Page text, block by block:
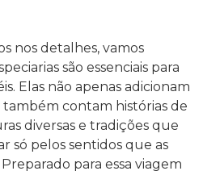
nos detalhes, vamos
são essenciais para
Elas não apenas adicionam
também contam histórias de
diversas e tradições que
só pelos sentidos que as
para essa viagem